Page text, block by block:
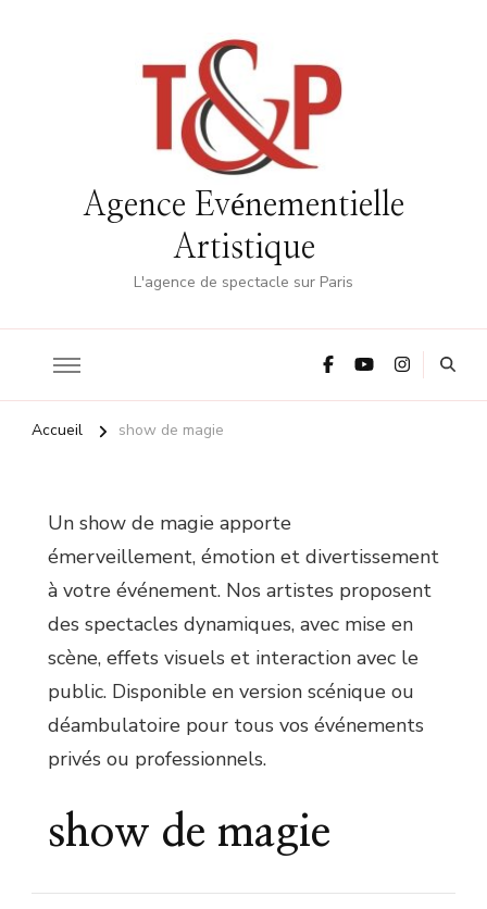
Agence Evénementielle
Artistique
L'agence de spectacle sur Paris
Accueil show de magie
Un show de magie apporte
émerveillement, émotion et divertissement
à votre événement. Nos artistes proposent
des spectacles dynamiques, avec mise en
scène, effets visuels et interaction avec le
public. Disponible en version scénique ou
déambulatoire pour tous vos événements
privés ou professionnels.
show de magie